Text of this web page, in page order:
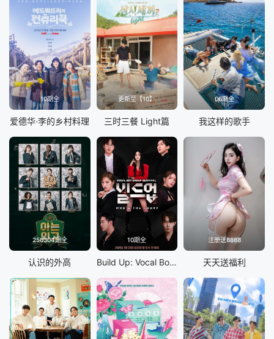
10期全
爱德华·李的乡村料理
更新至【10】
三时三餐 Light篇
06期全
我这样的歌手
250304期全
认识的外高
10期全
Build Up: Vocal Boy Group Survivor
注册送8888
天天送福利